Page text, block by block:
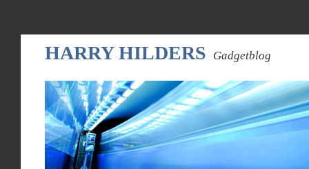
HARRY HILDERS Gadgetblog